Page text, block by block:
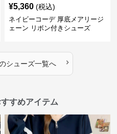
¥5,360 (税込)
ネイビーコーデ 厚底メアリージ
ェーン リボン付きシューズ
シューズ一覧へ ›
すめアイテム